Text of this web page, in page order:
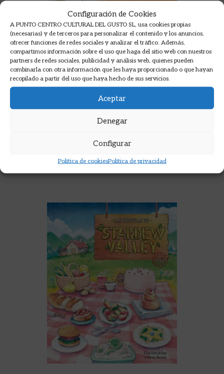
Configuración de Cookies
A PUNTO CENTRO CULTURAL DEL GUSTO SL, usa cookies propias
(necesarias) y de terceros para personalizar el contenido y los anuncios,
ofrecer funciones de redes sociales y analizar el tráfico. Además,
compartimos información sobre el uso que haga del sitio web con nuestros
partners de redes sociales, publicidad y análisis web, quienes pueden
combinarla con otra información que les haya proporcionado o que hayan
recopilado a partir del uso que haya hecho de sus servicios.
Aceptar
Denegar
Configurar
Política de cookiesPolítica de privacidad
¿QUÉ HAY DE POSTRE?
SHINE ; CR TVE